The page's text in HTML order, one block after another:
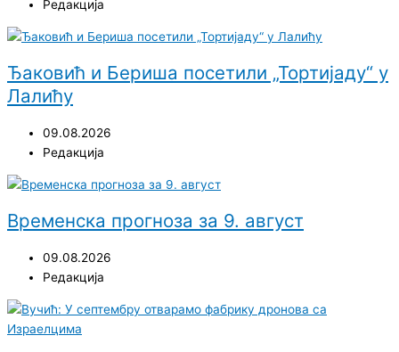
Редакција
Ђаковић и Бериша посетили „Тортијаду“ у
Лалићу
09.08.2026
Редакција
Временска прогноза за 9. август
09.08.2026
Редакција